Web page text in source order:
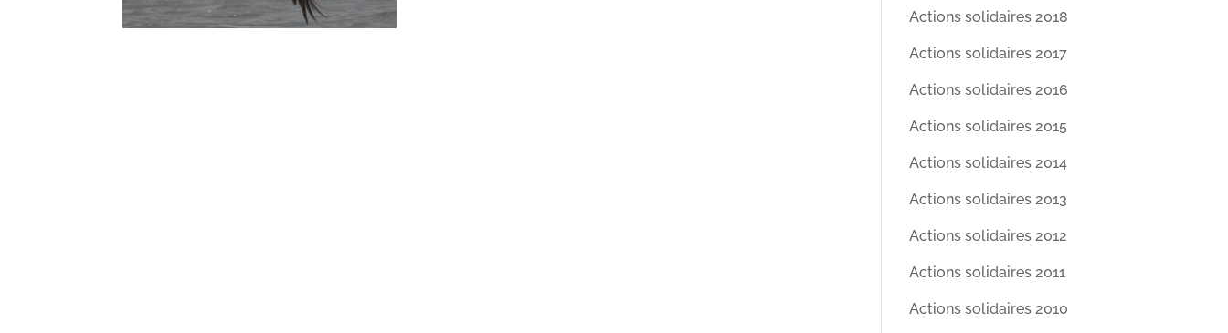
Actions solidaires 2018
Actions solidaires 2017
Actions solidaires 2016
Actions solidaires 2015
Actions solidaires 2014
Actions solidaires 2013
Actions solidaires 2012
Actions solidaires 2011
Actions solidaires 2010